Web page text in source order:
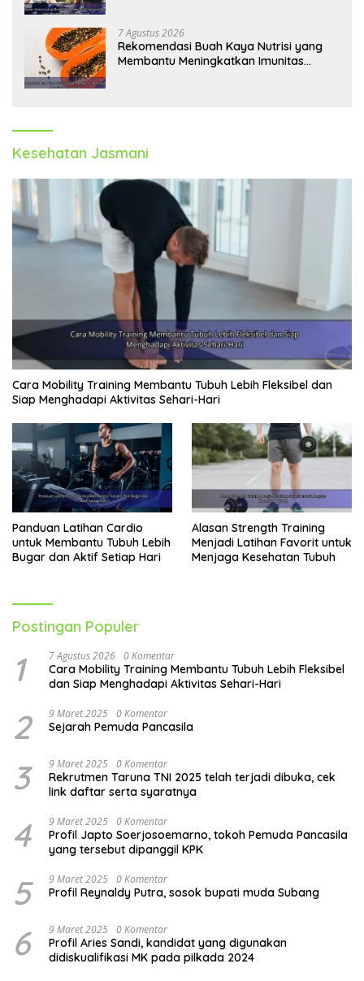
7 Agustus 2026
Rekomendasi Buah Kaya Nutrisi yang
Membantu Meningkatkan Imunitas
Kesehatan Jasmani
Cara Mobility Training Membantu Tubuh Lebih Fleksibel dan
Siap Menghadapi Aktivitas Sehari-Hari
Panduan Latihan Cardio
untuk Membantu Tubuh Lebih
Bugar dan Aktif Setiap Hari
Alasan Strength Training
Menjadi Latihan Favorit untuk
Menjaga Kesehatan Tubuh
Postingan Populer
1 7 Agustus 2026 0 Komentar
Cara Mobility Training Membantu Tubuh Lebih Fleksibel
dan Siap Menghadapi Aktivitas Sehari-Hari
2 9 Maret 2025 0 Komentar
Sejarah Pemuda Pancasila
3 9 Maret 2025 0 Komentar
Rekrutmen Taruna TNI 2025 telah terjadi dibuka, cek
link daftar serta syaratnya
4 9 Maret 2025 0 Komentar
Profil Japto Soerjosoemarno, tokoh Pemuda Pancasila
yang tersebut dipanggil KPK
5 9 Maret 2025 0 Komentar
Profil Reynaldy Putra, sosok bupati muda Subang
6 9 Maret 2025 0 Komentar
Profil Aries Sandi, kandidat yang digunakan
didiskualifikasi MK pada pilkada 2024